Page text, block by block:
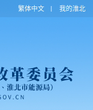
繁体中文 我的淮北